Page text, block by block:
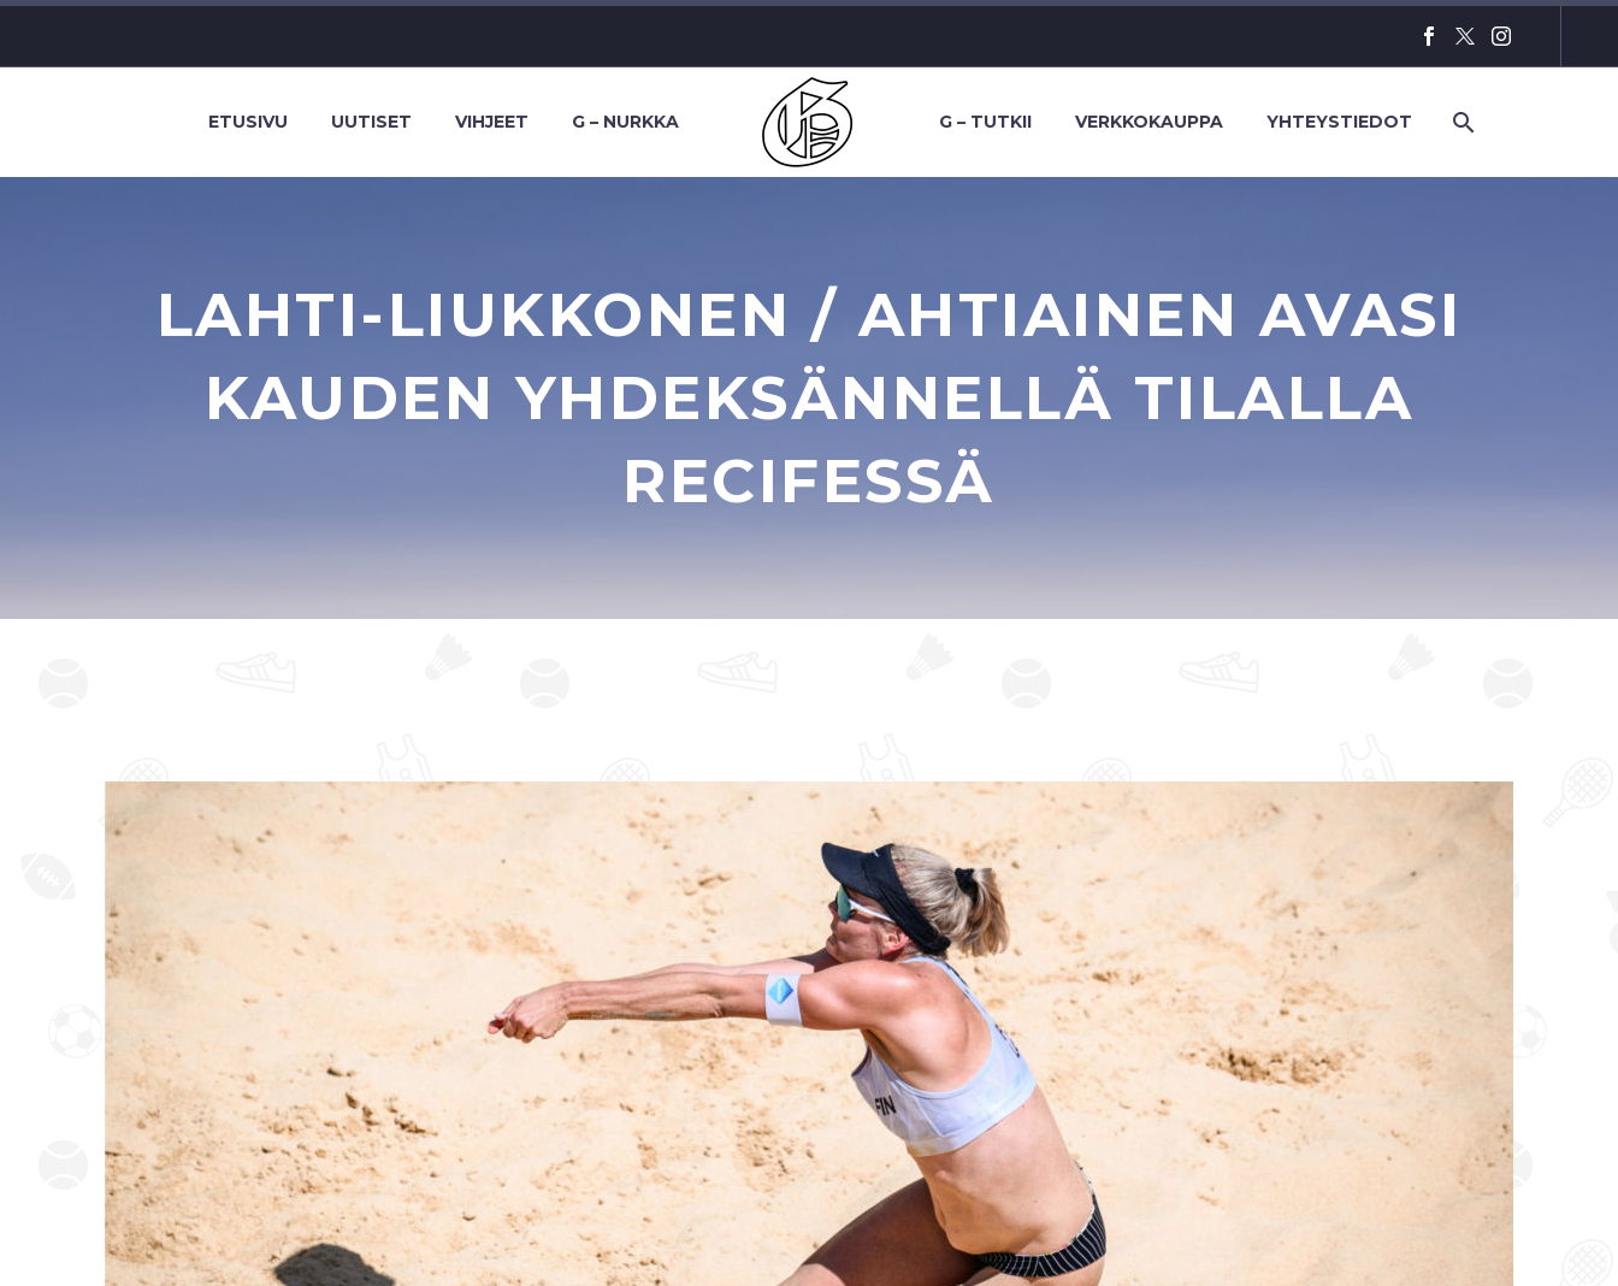
ETUSIVU UUTISET VIHJEET G – NURKKA G – TUTKII VERKKOKAUPPA YHTEYSTIEDOT
LAHTI-LIUKKONEN / AHTIAINEN AVASI
KAUDEN YHDEKSÄNNELLÄ TILALLA
RECIFESSÄ